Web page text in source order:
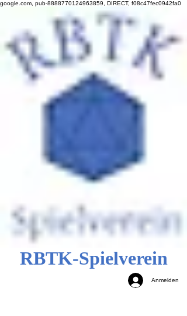
google.com, pub-8888770124963859, DIRECT, f08c47fec0942fa0
RBTK-Spielverein
Anmelden